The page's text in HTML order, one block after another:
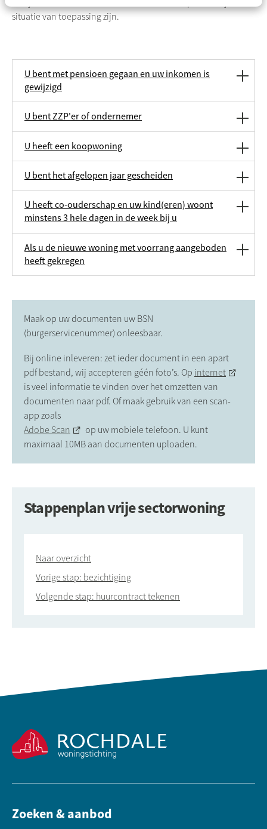
situatie van toepassing zijn.
U bent met pensioen gegaan en uw inkomen is
gewijzigd
U bent ZZP'er of ondernemer
U heeft een koopwoning
U bent het afgelopen jaar gescheiden
U heeft co-ouderschap en uw kind(eren) woont
minstens 3 hele dagen in de week bij u
Als u de nieuwe woning met voorrang aangeboden
heeft gekregen
Maak op uw documenten uw BSN
(burgerservicenummer) onleesbaar.
Bij online inleveren: zet ieder document in een apart
pdf bestand, wij accepteren géén foto’s. Op internet
is veel informatie te vinden over het omzetten van
documenten naar pdf. Of maak gebruik van een scan-
app zoals
Adobe Scan
op uw mobiele telefoon. U kunt
maximaal 10MB aan documenten uploaden.
Stappenplan vrije sectorwoning
Naar overzicht
Vorige stap: bezichtiging
Volgende stap: huurcontract tekenen
Zoeken & aanbod